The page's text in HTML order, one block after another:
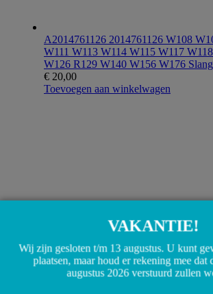
A2014761126 2014761126 W108
W111 W113 W114 W115 W117
W126 R129 W140 W156 W176
€ 20,00
Toevoegen aan winkelwagen
A2740703332 2740703332
2740705200 M274 Brandstofleiding
€35,00
Toevoegen aan winkelwagen
VAKANTIE!
Wij zijn gesloten t/m 13 augustus. U kunt
plaatsen, maar houd er rekening mee dat
augustus 2026 verstuurd zullen